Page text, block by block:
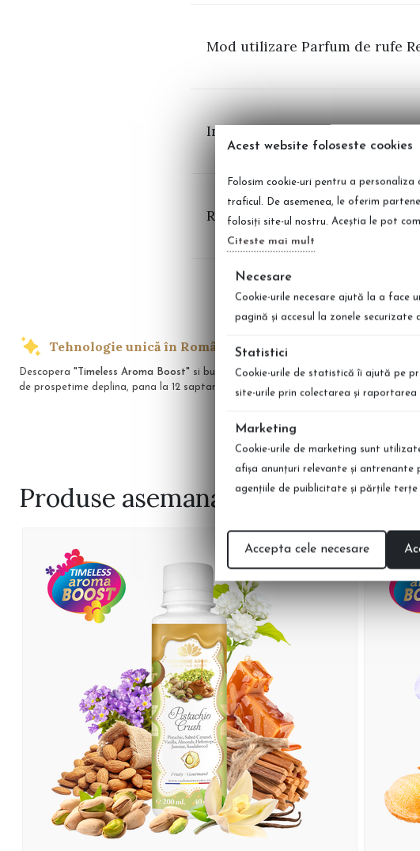
Mod utilizare Parfum de rufe
Ingrediente Parfum de rufe
Recenzii Parfum de rufe Red
Tehnologie unică în România
Descopera "Timeless Aroma Boost" si bucura-te
de prospetime deplina, pana la 12 saptamani!
Indiferent unde te afli, poti
preferate cu livrare in
Produse asemanatoare
Acest website foloseste cookies
Folosim cookie-uri pentru a
traficul. De asemenea, le oferim
folosiți site-ul nostru. Aceștia le pot
Citeste mai mult
Necesare
Cookie-urile necesare ajută la a face
pagină şi accesul la zonele
Statistici
Cookie-urile de statistică îi ajută pe
site-urile prin colectarea şi
Marketing
Cookie-urile de marketing sunt
afişa anunţuri relevante şi
agenţiile de puiblicitate şi părţile
Accepta cele necesare